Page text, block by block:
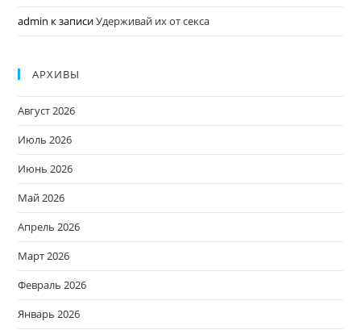
admin к записиУдерживай их от секса
АРХИВЫ
Август 2026
Июль 2026
Июнь 2026
Май 2026
Апрель 2026
Март 2026
Февраль 2026
Январь 2026